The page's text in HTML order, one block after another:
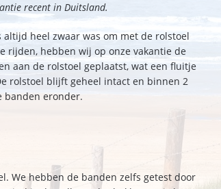
recent in Duitsland.
altijd heel zwaar was om met de rolstoel
rijden, hebben wij op onze vakantie de
aan de rolstoel geplaatst, wat een fluitje
rolstoel blijft geheel intact en binnen 2
banden eronder.
We hebben de banden zelfs getest door